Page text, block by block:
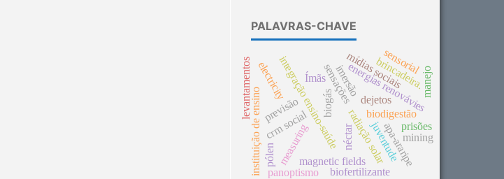
PALAVRAS-CHAVE
integração ensino-saúde
biogás
measuringmagnetic fields
sensações
imersão
radiação solar
energias renovávies
previsão
instituição de ensino
mídias sociais
crm social biodigestão
biofertilizante
levantamentos dejetos
juventude
Ímãs brincadeira.
apa-araripe
electricity sensorial
prisões
panoptismo
mining
manejo
néctar
pólen